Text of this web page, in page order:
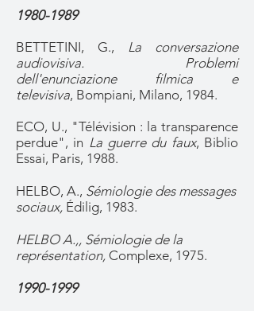
1980-1989
BETTETINI, G., La conversazione
audiovisiva. Problemi
dell'enunciazione filmica e
televisiva, Bompiani, Milano, 1984.
ECO, U., "Télévision : la transparence
perdue", in La guerre du faux, Biblio
Essai, Paris, 1988.
HELBO, A., Sémiologie des messages
sociaux, Édilig, 1983.
HELBO A.,, Sémiologie de la
représentation, Complexe, 1975.
1990-1999